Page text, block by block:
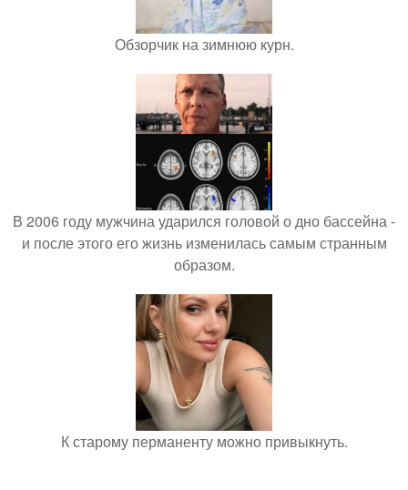
Обзорчик на зимнюю курн.
В 2006 году мужчина ударился головой о дно бассейна -
и после этого его жизнь изменилась самым странным
образом.
К старому перманенту можно привыкнуть.